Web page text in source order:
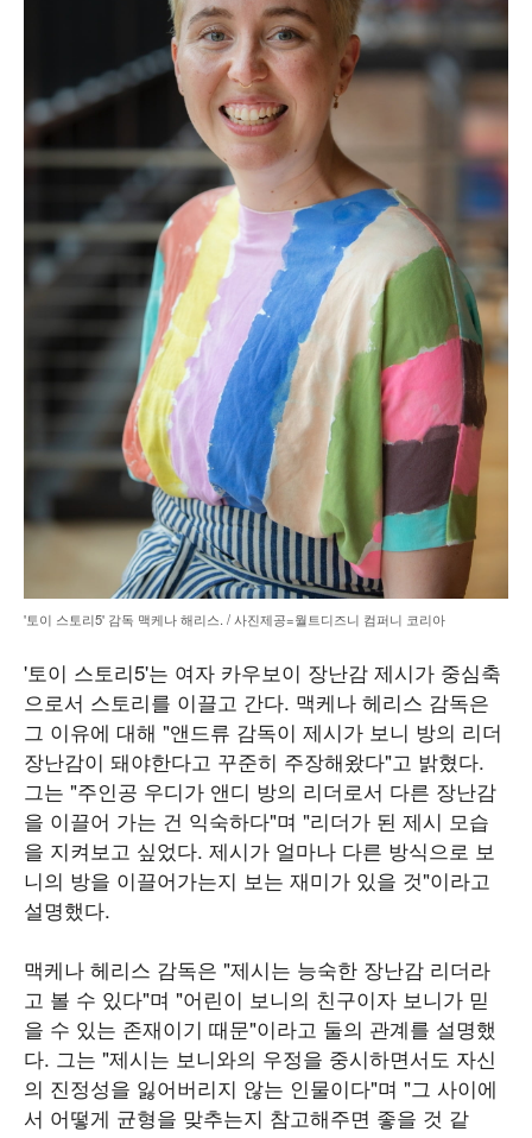
'토이 스토리5' 감독 맥케나 해리스. / 사진제공=월트디즈니 컴퍼니 코리아
'토이 스토리5'는 여자 카우보이 장난감 제시가 중심축
으로서 스토리를 이끌고 간다. 맥케나 헤리스 감독은
그 이유에 대해 "앤드류 감독이 제시가 보니 방의 리더
장난감이 돼야한다고 꾸준히 주장해왔다"고 밝혔다.
그는 "주인공 우디가 앤디 방의 리더로서 다른 장난감
을 이끌어 가는 건 익숙하다"며 "리더가 된 제시 모습
을 지켜보고 싶었다. 제시가 얼마나 다른 방식으로 보
니의 방을 이끌어가는지 보는 재미가 있을 것"이라고
설명했다.
맥케나 헤리스 감독은 "제시는 능숙한 장난감 리더라
고 볼 수 있다"며 "어린이 보니의 친구이자 보니가 믿
을 수 있는 존재이기 때문"이라고 둘의 관계를 설명했
다. 그는 "제시는 보니와의 우정을 중시하면서도 자신
의 진정성을 잃어버리지 않는 인물이다"며 "그 사이에
서 어떻게 균형을 맞추는지 참고해주면 좋을 것 같